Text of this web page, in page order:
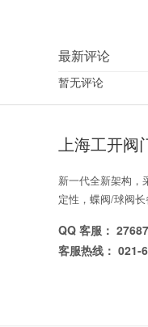
最新评论
暂无评论
上海工开阀
新一代全新架构，
定性，蝶阀/球阀
QQ 客服：
客服热线： 021-